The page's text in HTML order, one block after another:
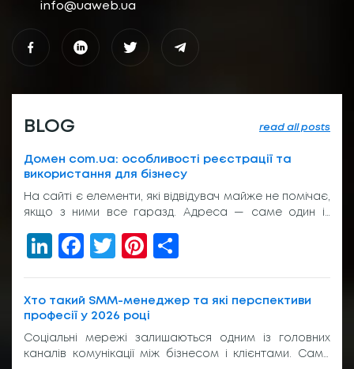
info@uaweb.ua
BLOG read all posts
Домен com.ua: особливості реєстрації та
використання для бізнесу
На сайті є елементи, які відвідувач майже не помічає,
якщо з ними все гаразд. Адреса — саме один із
рекламі, у листуванні з клієнтом, на вивісці біля входу
або в підписі менеджера. І якщо вона виглядає
звично, людина просто переходить далі. Без зайвих
LinkedIn
Facebook
TwitterPinterest
Хто такий SMM-менеджер та які перспективи
професії у 2026 році
Соціальні мережі залишаються одним із головних
каналів комунікації між бізнесом і клієнтами. Саме